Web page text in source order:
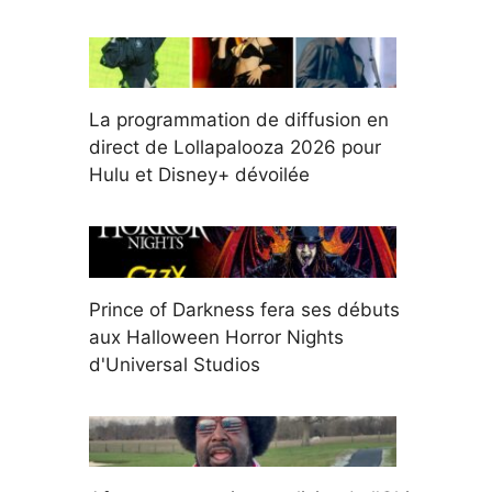
La programmation de diffusion en
direct de Lollapalooza 2026 pour
Hulu et Disney+ dévoilée
Prince of Darkness fera ses débuts
aux Halloween Horror Nights
d'Universal Studios